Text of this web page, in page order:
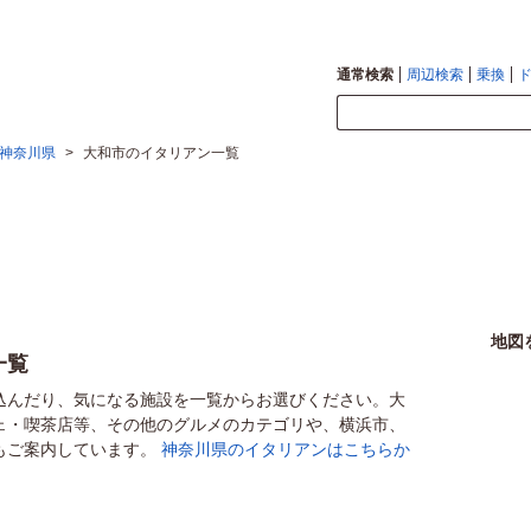
通常検索 周辺検索 乗換
神奈川県 > 大和市のイタリアン一覧
覧
だり、気になる施設を一覧からお選びください。大
喫茶店等、その他のグルメのカテゴリや、横浜市、
案内しています。 神奈川県のイタリアンはこちらか
地図